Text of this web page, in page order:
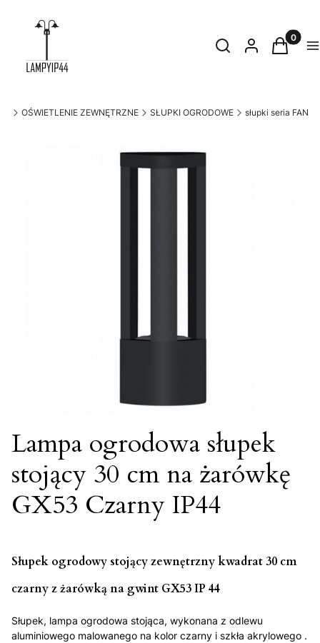
Otwórz
SzukajZaloguj sięKoszyk
OŚWIETLENIE ZEWNĘTRZNE SŁUPKI OGRODOWE słupki seria FAN
Lampa ogrodowa słupek
stojący 30 cm na żarówkę
GX53 Czarny IP44
Słupek ogrodowy stojący zewnętrzny kwadrat 30 cm
czarny z żarówką na gwint GX53 IP 44
Słupek, lampa ogrodowa stojąca, wykonana z odlewu
aluminiowego malowanego na kolor czarny i szkła akrylowego .